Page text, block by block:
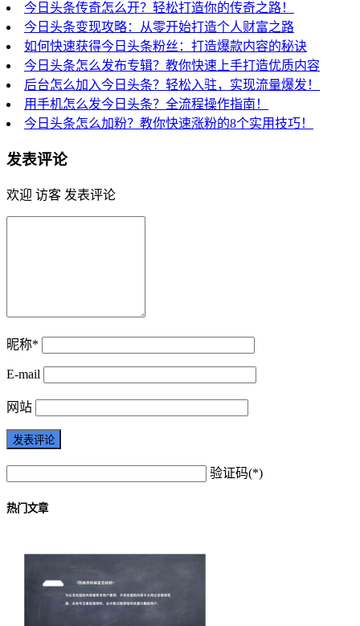
今日头条传奇怎么开？轻松打造你的传奇之路！
今日头条变现攻略：从零开始打造个人财富之路
如何快速获得今日头条粉丝：打造爆款内容的秘诀
今日头条怎么发布专辑？教你快速上手打造优质内容
后台怎么加入今日头条？轻松入驻，实现流量爆发！
用手机怎么发今日头条？全流程操作指南！
今日头条怎么加粉？教你快速涨粉的8个实用技巧！
发表评论
欢迎 访客 发表评论
昵称*
E-mail
网站
验证码(*)
热门文章